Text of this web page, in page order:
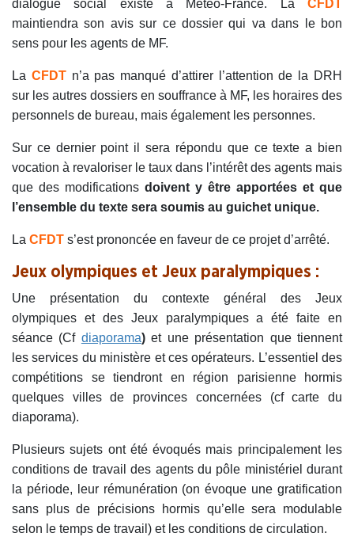
dialogue social existe à Météo-France. La CFDT
maintiendra son avis sur ce dossier qui va dans le bon
sens pour les agents de MF.
La CFDTn’a pas manqué d’attirer l’attention de la DRH
sur les autres dossiers en souffrance à MF, les horaires des
personnels de bureau, mais également les personnes.
Sur ce dernier point il sera répondu que ce texte a bien
vocation à revaloriser le taux dans l’intérêt des agents mais
que des modifications doivent y être apportées et que
l’ensemble du texte sera soumis au guichet unique.
La CFDT s’est prononcée en faveur de ce projet d’arrêté.
Jeux olympiques et Jeux paralympiques :
Une présentation du contexte général des Jeux
olympiques et des Jeux paralympiques a été faite en
séance (Cf diaporama)et une présentation que tiennent
les services du ministère et ces opérateurs. L’essentiel des
compétitions se tiendront en région parisienne hormis
quelques villes de provinces concernées (cf carte du
diaporama).
Plusieurs sujets ont été évoqués mais principalement les
conditions de travail des agents du pôle ministériel durant
la période, leur rémunération (on évoque une gratification
sans plus de précisions hormis qu’elle sera modulable
selon le temps de travail) et les conditions de circulation.